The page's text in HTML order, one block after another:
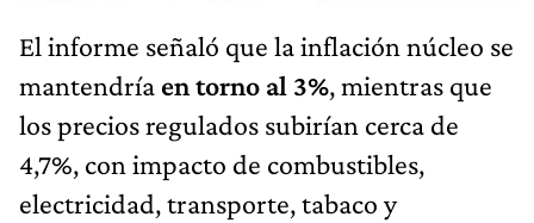
El informe señaló que la inflación núcleo se
mantendría en torno al 3%, mientras que
los precios regulados subirían cerca de
4,7%, con impacto de combustibles,
electricidad, transporte, tabaco y